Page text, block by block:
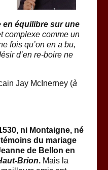
en équilibre sur une
complexe comme un
fois qu’on en a bu,
d’en re-boire ne
Jay McInerney (à
ni Montaigne, né
du mariage
de Bellon en
Brion.Mais la